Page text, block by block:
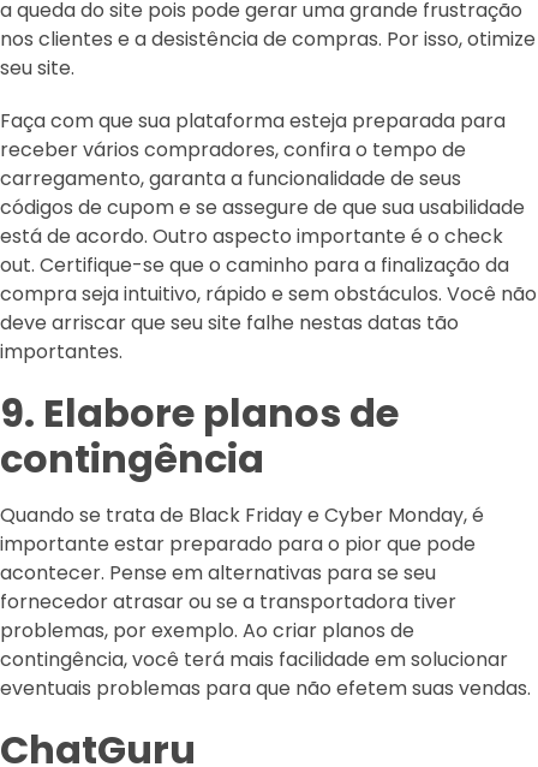
a queda do site pois pode gerar uma grande frustração
nos clientes e a desistência de compras. Por isso, otimize
seu site.
Faça com que sua plataforma esteja preparada para
receber vários compradores, confira o tempo de
carregamento, garanta a funcionalidade de seus
códigos de cupom e se assegure de que sua usabilidade
está de acordo. Outro aspecto importante é o check
out. Certifique-se que o caminho para a finalização da
compra seja intuitivo, rápido e sem obstáculos. Você não
deve arriscar que seu site falhe nestas datas tão
importantes.
9. Elabore planos de
contingência
Quando se trata de Black Friday e Cyber ​​Monday, é
importante estar preparado para o pior que pode
acontecer. Pense em alternativas para se seu
fornecedor atrasar ou se a transportadora tiver
problemas, por exemplo. Ao criar planos de
contingência, você terá mais facilidade em solucionar
eventuais problemas para que não efetem suas vendas.
ChatGuru